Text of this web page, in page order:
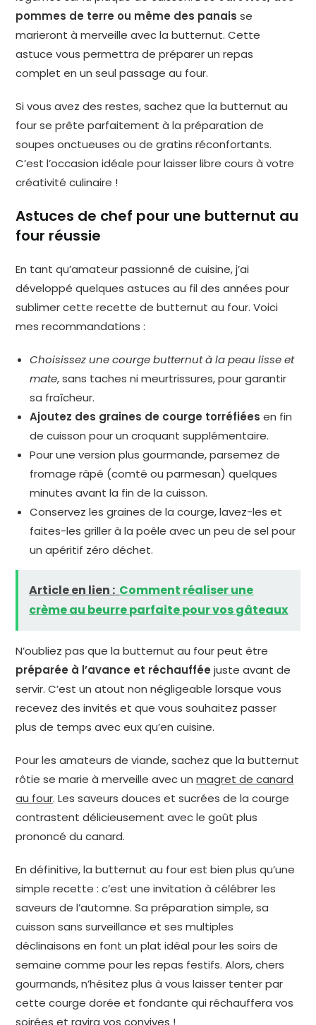
pommes de terre ou même des panais se
marieront à merveille avec la butternut. Cette
astuce vous permettra de préparer un repas
complet en un seul passage au four.
Si vous avez des restes, sachez que la butternut au
four se prête parfaitement à la préparation de
soupes onctueuses ou de gratins réconfortants.
C’est l’occasion idéale pour laisser libre cours à votre
créativité culinaire !
Astuces de chef pour une butternut au
four réussie
En tant qu’amateur passionné de cuisine, j’ai
développé quelques astuces au fil des années pour
sublimer cette recette de butternut au four. Voici
mes recommandations :
Choisissez une courge butternut à la peau lisse et
mate, sans taches ni meurtrissures, pour garantir
sa fraîcheur.
Ajoutez des graines de courge torréfiées en fin
de cuisson pour un croquant supplémentaire.
Pour une version plus gourmande, parsemez de
fromage râpé (comté ou parmesan) quelques
minutes avant la fin de la cuisson.
Conservez les graines de la courge, lavez-les et
faites-les griller à la poêle avec un peu de sel pour
un apéritif zéro déchet.
Article en lien : Comment réaliser une
crème au beurre parfaite pour vos gâteaux
N’oubliez pas que la butternut au four peut être
préparée à l’avance et réchauffée juste avant de
servir. C’est un atout non négligeable lorsque vous
recevez des invités et que vous souhaitez passer
plus de temps avec eux qu’en cuisine.
Pour les amateurs de viande, sachez que la butternut
rôtie se marie à merveille avec unmagret de canard
au four. Les saveurs douces et sucrées de la courge
contrastent délicieusement avec le goût plus
prononcé du canard.
En définitive, la butternut au four est bien plus qu’une
simple recette : c’est une invitation à célébrer les
saveurs de l’automne. Sa préparation simple, sa
cuisson sans surveillance et ses multiples
déclinaisons en font un plat idéal pour les soirs de
semaine comme pour les repas festifs. Alors, chers
gourmands, n’hésitez plus à vous laisser tenter par
cette courge dorée et fondante qui réchauffera vos
soirées et ravira vos convives !